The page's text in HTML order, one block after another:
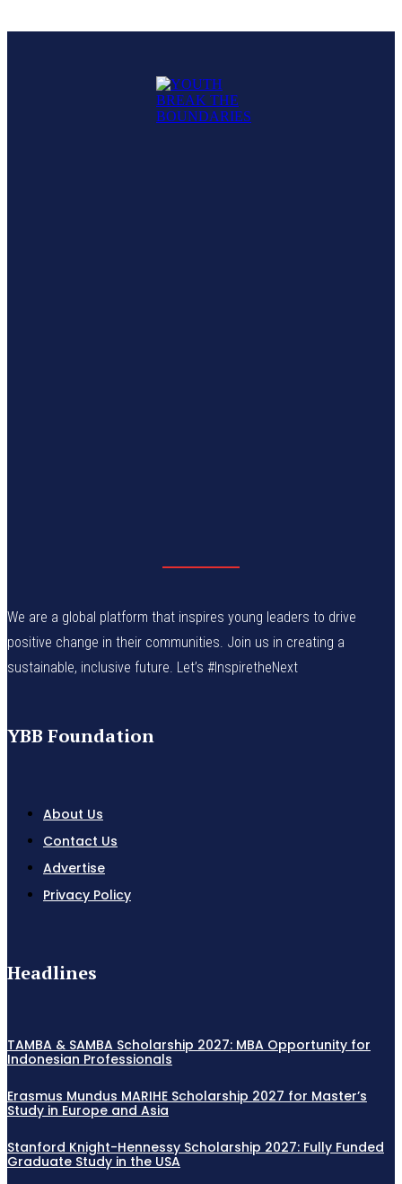
We are a global platform that inspires young leaders to drive
positive change in their communities. Join us in creating a
sustainable, inclusive future. Let’s #InspiretheNext
YBB Foundation
About Us
Contact Us
Advertise
Privacy Policy
Headlines
TAMBA & SAMBA Scholarship 2027: MBA Opportunity for
Indonesian Professionals
Erasmus Mundus MARIHE Scholarship 2027 for Master’s
Study in Europe and Asia
Stanford Knight-Hennessy Scholarship 2027: Fully Funded
Graduate Study in the USA